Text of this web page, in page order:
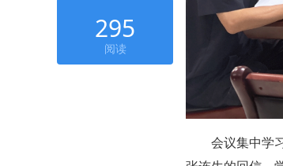
295
阅读
会议集中学